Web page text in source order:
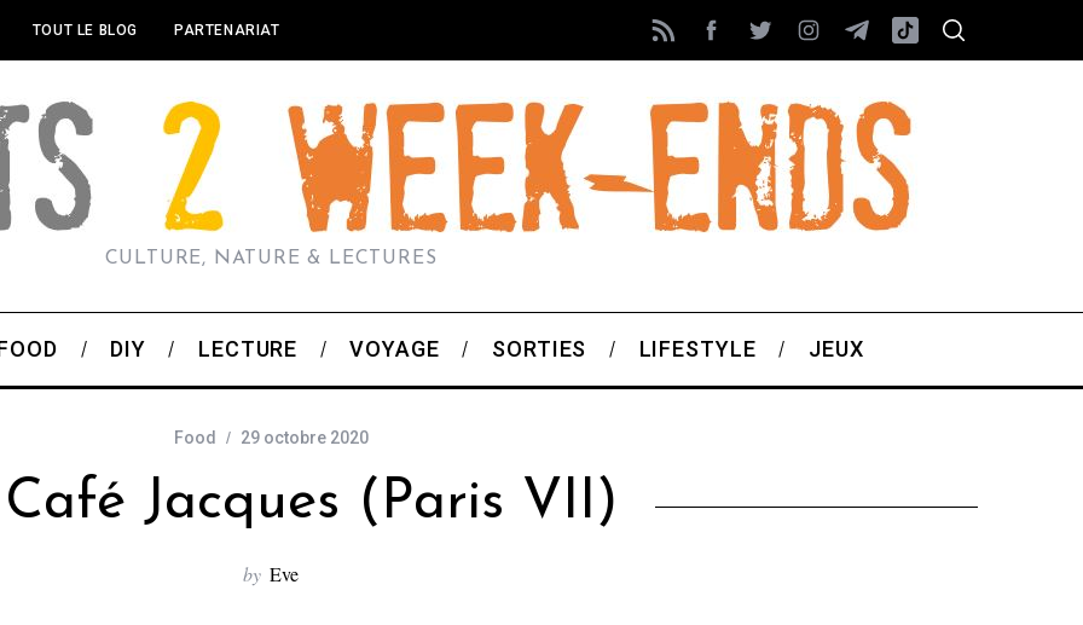
TOUT LE BLOG PARTENARIAT
CULTURE, NATURE & LECTURES
DIY LECTURE VOYAGE SORTIES LIFESTYLE JEUX
Food 29 octobre 2020
Jacques (Paris VII)
by Eve